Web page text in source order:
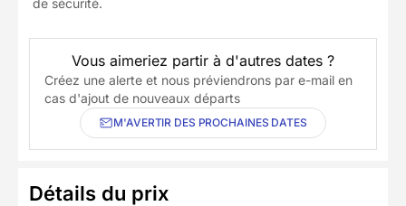
de sécurité.
Vous aimeriez partir à d'autres dates ?
Créez une alerte et nous préviendrons par e-mail en
cas d'ajout de nouveaux départs
M'AVERTIR DES PROCHAINES DATES
Détails du prix